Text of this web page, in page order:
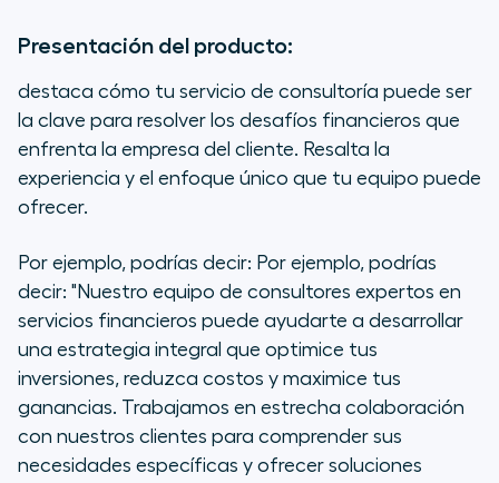
Presentación del producto:
destaca cómo tu servicio de consultoría puede ser
la clave para resolver los desafíos financieros que
enfrenta la empresa del cliente. Resalta la
experiencia y el enfoque único que tu equipo puede
ofrecer.
Por ejemplo, podrías decir: Por ejemplo, podrías
decir: "Nuestro equipo de consultores expertos en
servicios financieros puede ayudarte a desarrollar
una estrategia integral que optimice tus
inversiones, reduzca costos y maximice tus
ganancias. Trabajamos en estrecha colaboración
con nuestros clientes para comprender sus
necesidades específicas y ofrecer soluciones